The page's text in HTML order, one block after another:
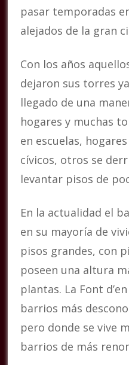
pasar temporadas
alejados de la gran
Con los años
dejaron sus torres
llegado de una
hogares y muchas
en escuelas,
cívicos, otros se
levantar pisos de
En la actualidad el
en su mayoría de
pisos grandes, con
poseen una altura
plantas. La Font
barrios más
pero donde se vive
barrios de más